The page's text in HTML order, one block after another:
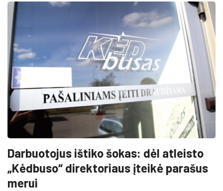
Darbuotojus ištiko šokas: dėl atleisto
„Kėdbuso“ direktoriaus įteikė parašus
merui